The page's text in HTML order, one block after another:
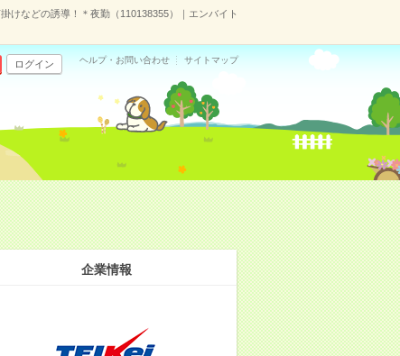
けなどの誘導！＊夜勤（110138355）｜エンバイト
ログイン ヘルプ・お問い合わせ サイトマップ
企業情報